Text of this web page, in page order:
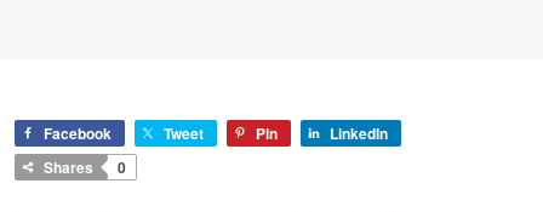
Facebook Tweet Pin
LinkedIn
Shares
0